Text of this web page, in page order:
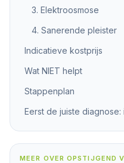
3. Elektroosmose
4. Sanerende pleister
Indicatieve kostprijs
Wat NIET helpt
Stappenplan
Eerst de juiste
MEER OVER OPSTIJGEND